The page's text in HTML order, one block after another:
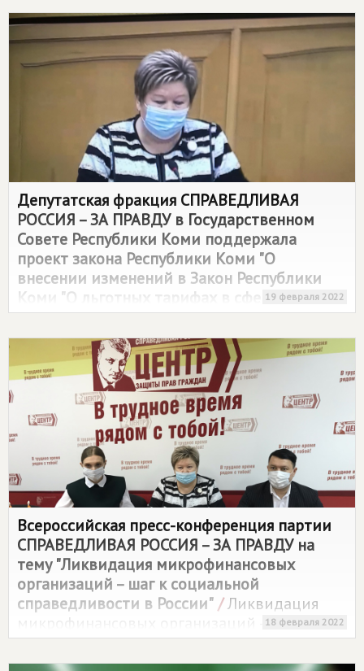
Депутатская фракция СПРАВЕДЛИВАЯ
РОССИЯ – ЗА ПРАВДУв Государственном
Совете Республики Коми поддержала
проект закона Республики Коми "О
внесении изменений в Закон Республики
Коми "О льготных тарифах в сфере
теплоснабжения, водоснабжения,
водоотведения и обращения с твердыми
коммунальными отходами в Республике
Коми"/Для жителей ряда населенных
пунктов Республики Коми установлены
льготные тарифы на электроэнергию.
19 февраля 2022
Всероссийская пресс-конференция партии
СПРАВЕДЛИВАЯ РОССИЯ – ЗА ПРАВДУна
тему "Ликвидация микрофинансовых
организаций – шаг к социальной
справедливости в России"/Ликвидация
микрофинансовых организаций – одно из
ключевых требованийСПРАВЕДЛИВОЙ
РОССИИ – ЗА ПРАВДУ: законопроект о
18 февраля 2022